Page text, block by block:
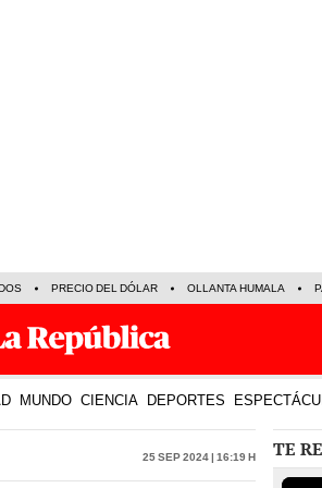
PRECIO DEL DÓLAR OLLANTA HUMALA
MUNDO CIENCIA DEPORTES
25 Sep 2024 | 16:19 h TE